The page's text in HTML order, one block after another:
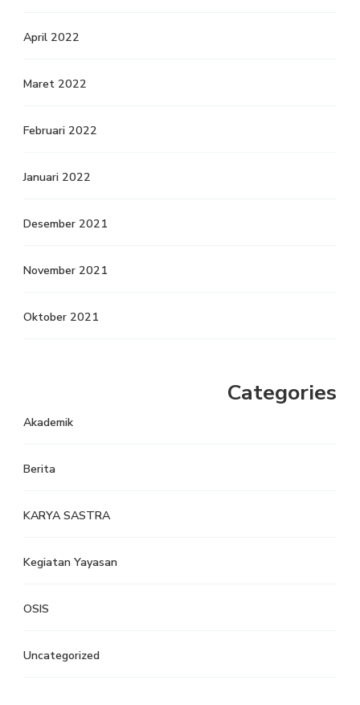
April 2022
Maret 2022
Februari 2022
Januari 2022
Desember 2021
November 2021
Oktober 2021
Categories
Akademik
Berita
KARYA SASTRA
Kegiatan Yayasan
OSIS
Uncategorized